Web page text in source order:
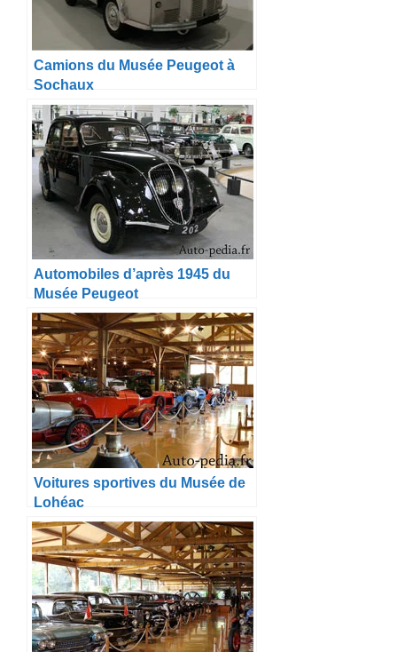
Camions du Musée Peugeot à
Sochaux
Automobiles d’après 1945 du
Musée Peugeot
Voitures sportives du Musée de
Lohéac